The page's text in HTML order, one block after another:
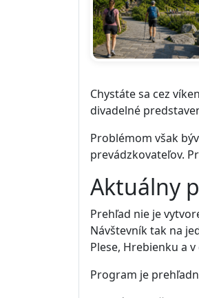
Chystáte sa cez
divadelné
Problémom však
prevádzkovateľov.
Aktuálny
Prehľad nie je
Návštevník tak na
Plese, Hrebienku a
Program je